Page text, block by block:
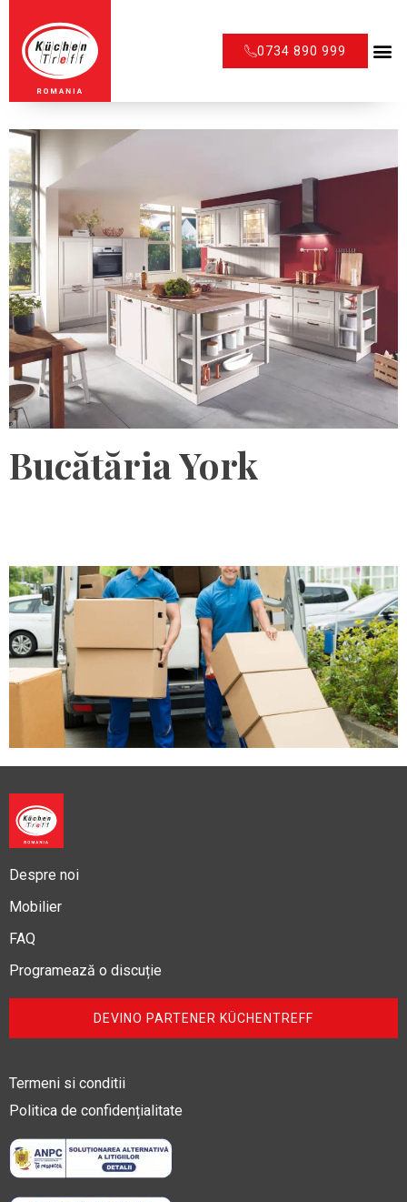
0734 890 999
Bucătăria York
Despre noi
Mobilier
FAQ
Programează o discuție
DEVINO PARTENER KÜCHENTREFF
Termeni si conditii
Politica de confidențialitate